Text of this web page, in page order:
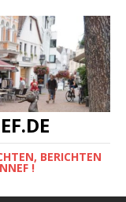
BERICHTEN
!